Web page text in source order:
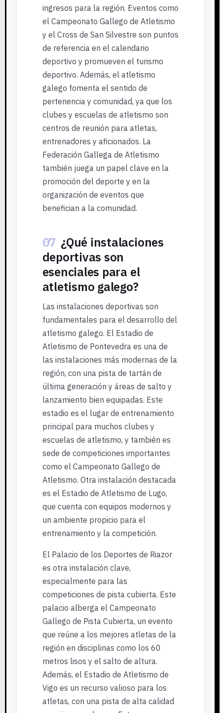
ingresos para la región. Eventos como
el Campeonato Gallego de Atletismo
y el Cross de San Silvestre son puntos
de referencia en el calendario
deportivo y promueven el turismo
deportivo. Además, el atletismo
galego fomenta el sentido de
pertenencia y comunidad, ya que los
clubes y escuelas de atletismo son
centros de reunión para atletas,
entrenadores y aficionados. La
Federación Gallega de Atletismo
también juega un papel clave en la
promoción del deporte y en la
organización de eventos que
benefician a la comunidad.
07 ¿Qué instalaciones
deportivas son
esenciales para el
atletismo galego?
Las instalaciones deportivas son
fundamentales para el desarrollo del
atletismo galego. El Estadio de
Atletismo de Pontevedra es una de
las instalaciones más modernas de la
región, con una pista de tartán de
última generación y áreas de salto y
lanzamiento bien equipadas. Este
estadio es el lugar de entrenamiento
principal para muchos clubes y
escuelas de atletismo, y también es
sede de competiciones importantes
como el Campeonato Gallego de
Atletismo. Otra instalación destacada
es el Estadio de Atletismo de Lugo,
que cuenta con equipos modernos y
un ambiente propicio para el
entrenamiento y la competición.
El Palacio de los Deportes de Riazor
es otra instalación clave,
especialmente para las
competiciones de pista cubierta. Este
palacio alberga el Campeonato
Gallego de Pista Cubierta, un evento
que reúne a los mejores atletas de la
región en disciplinas como los 60
metros lisos y el salto de altura.
Además, el Estadio de Atletismo de
Vigo es un recurso valioso para los
atletas, con una pista de alta calidad